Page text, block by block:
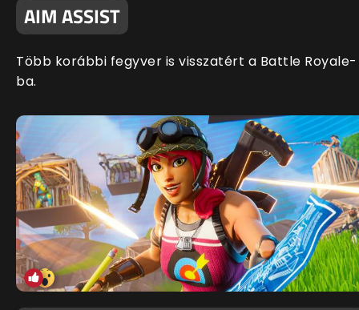
AIM ASSIST
Több korábbi fegyver is visszatért a Battle Royale-
ba.